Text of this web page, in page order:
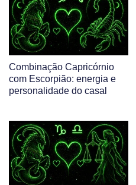
Combinação Capricórnio
com Escorpião: energia e
personalidade do casal